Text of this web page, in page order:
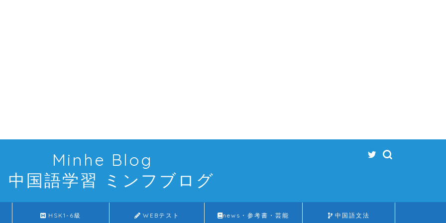
Minhe Blog
中国語学習 ミンフブログ
HSK1-6級 WEBテスト
news・参考書・芸能
中国語文法